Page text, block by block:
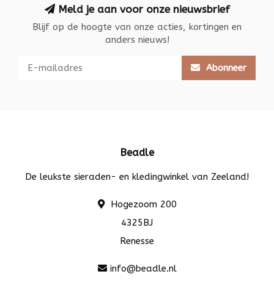
Meld je aan voor onze nieuwsbrief
Blijf op de hoogte van onze acties, kortingen en
anders nieuws!
Abonneer
Beadle
De leukste sieraden- en kledingwinkel van Zeeland!
Hogezoom 200
4325BJ
Renesse
info@beadle.nl